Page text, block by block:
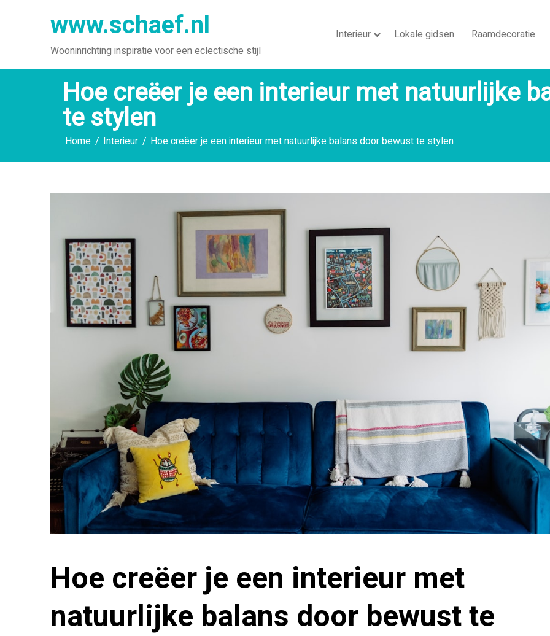
www.schaef.nl
Wooninrichting inspiratie voor een eclectische stijl
Interieur Lokale gidsen Raamdecoratie
Hoe creëer je een interieur met natuurlijke
te stylen
Home Interieur Hoe creëer je een interieur met natuurlijke balans door bewust te stylen
Hoe creëer je een interieur met
natuurlijke balans door bewust te